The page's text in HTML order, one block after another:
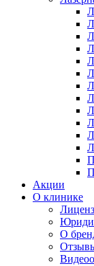
Акции
О клинике
О